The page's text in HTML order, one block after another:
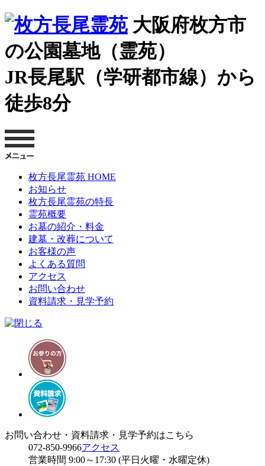
大阪府枚方市
の公園墓地（霊苑）
JR長尾駅（学研都市線）から
徒歩8分
枚方長尾霊苑 HOME
お知らせ
枚方長尾霊苑の特長
霊苑概要
お墓の紹介・料金
建墓・改葬について
お客様の声
よくある質問
アクセス
お問い合わせ
資料請求・見学予約
お問い合わせ・資料請求・見学予約はこちら
072-850-9966アクセス
営業時間 9:00～17:30 (平日火曜・水曜定休)